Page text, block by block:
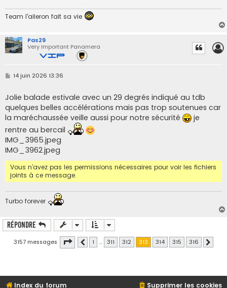
Team l'aileron fait sa vie
Pas29
Very Important Panamera
M
s
a
g
e
14 juin 2026 13:36
Jolie balade estivale avec un 29 degrés indiqué au tdb
quelques belles accélérations mais pas trop soutenues car
la maréchaussée veille aussi pour notre sécurité
je
rentre au bercail
IMG_3965.jpeg
IMG_3962.jpeg
Vous n’avez pas les permissions nécessaires pour voir les fichiers
joints à ce message.
Turbo forever
Répondre
3157 messages Page 313 sur316
Précédente
1 … 311 312 313 314 315 316
Index du forum Supprimer les cookies